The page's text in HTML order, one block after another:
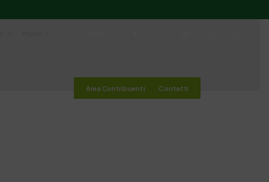
Area Contribuenti Contatti